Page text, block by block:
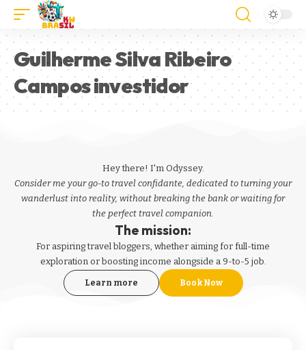
Guilherme Silva Ribeiro
Campos investidor
Hey there! I'm Odyssey.
Consider me your go-to travel confidante, dedicated to turning your
wanderlust into reality, without breaking the bank or waiting for
the perfect travel companion.
The mission:
For aspiringtravel bloggers, whether aiming for full-time
exploration or boosting income alongside a 9-to-5 job.
Learn more Book Now